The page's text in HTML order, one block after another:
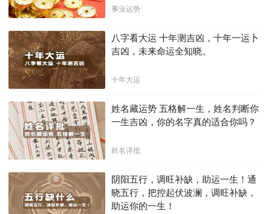
下不利困局！！
事业运势
八字看大运 十年测吉凶，十年一运卜
吉凶，未来命运全知晓。
十年大运
姓名藏运势 五格解一生，姓名判断你
一生吉凶，你的名字真的适合你吗？
姓名详批
阴阳五行，调旺补缺，助运一生！通
晓五行，把控起伏波澜，调旺补缺，
助运你的一生！